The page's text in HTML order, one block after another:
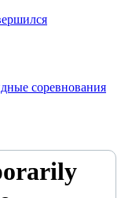
соревнования